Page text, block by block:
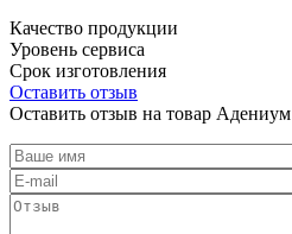
Качество продукции
Уровень сервиса
Срок изготовления
Оставить отзыв
Оставить отзыв на товар Адениум